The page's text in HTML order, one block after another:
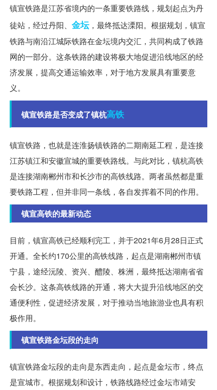
镇宣铁路是江苏省境内的一条重要铁路线，规划起点为丹
徒站，经过丹阳、 金坛，最终抵达溧阳。根据规划，镇宣
铁路与南沿江城际铁路在金坛境内交汇，共同构成了铁路
网的一部分。这条铁路的建设将极大地促进沿线地区的经
济发展，提高交通运输效率，对于地方发展具有重要意
义。
镇宣铁路是否变成了镇杭高铁
镇宣铁路，也就是连淮扬镇铁路的二期南延工程，是连接
江苏镇江和安徽宣城的重要铁路线。与此对比，镇杭高铁
是连接湖南郴州市和长沙市的高铁线路。两者虽然都是重
要铁路工程，但并非同一条线，各自发挥着不同的作用。
镇宣高铁的最新动态
目前，镇宣高铁已经顺利完工，并于2021年6月28日正式
开通。全长约170公里的高铁线路，起点是湖南郴州市镇
宁县，途经沅陵、资兴、醴陵、株洲，最终抵达湖南省省
会长沙。这条高铁线路的开通，将大大提升沿线地区的交
通便利性，促进经济发展，对于推动当地旅游业也具有积
极作用。
镇宣铁路金坛段的走向
镇宣铁路金坛段的走向是东西走向，起点是金坛市，终点
是宣城市。根据规划和设计，铁路线路经过金坛市靖安